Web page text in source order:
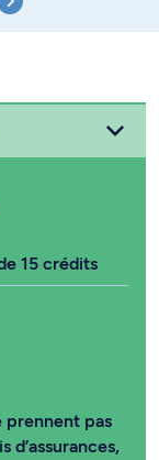
15 crédits
prennent pas
d’assurances,